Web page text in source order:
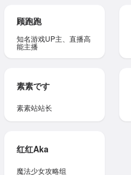
顾跑跑
知名游戏UP主、直播高
能主播
素素です
素素站站长
红红Aka
魔法少女攻略组